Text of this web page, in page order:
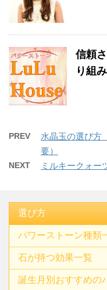
信頼
り組み
PREV
水晶玉の選び方
要）
NEXT ミルキークォー
選び方
パワーストーン種類
石が持つ効果一覧
誕生月別おすすめの